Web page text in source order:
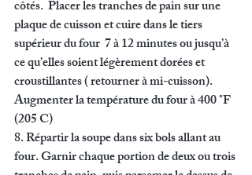
côtés.  Placer les tranches de pain sur une
plaque de cuisson et cuire dans le tiers
supérieur du four  7 à 12 minutes ou jusqu’à
ce qu’elles soient légèrement dorées et
croustillantes ( retourner à mi-cuisson).
Augmenter la température du four à 400 °F
(205 C)
8. Répartir la soupe dans six bols allant au
four. Garnir chaque portion de deux ou trois